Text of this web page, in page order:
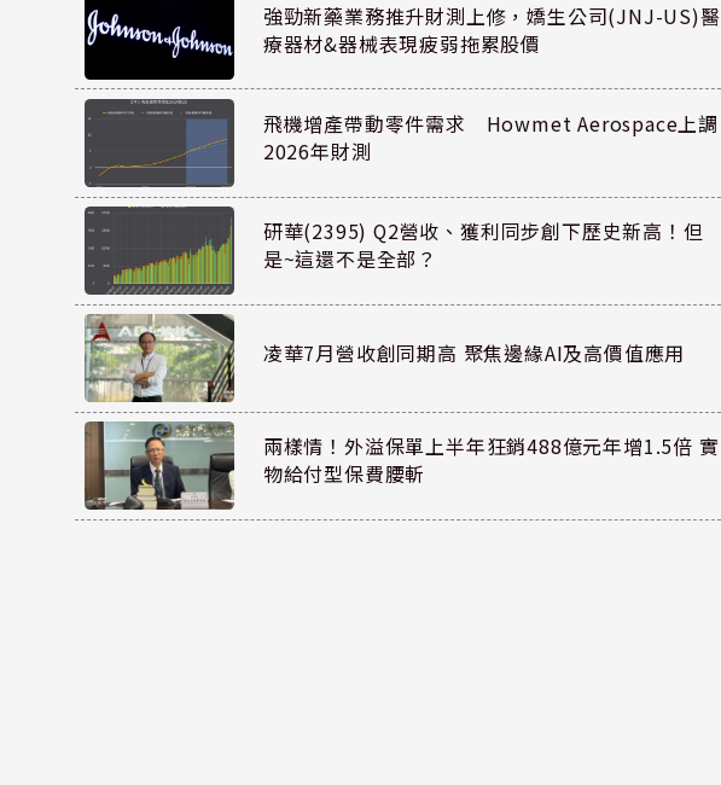
強勁新藥業務推升財測上修，嬌生公司(JNJ-US)醫
療器材&器械表現疲弱拖累股價
飛機增產帶動零件需求 Howmet Aerospace上調
2026年財測
研華(2395) Q2營收、獲利同步創下歷史新高！但
是~這還不是全部？
凌華7月營收創同期高 聚焦邊緣AI及高價值應用
兩樣情！外溢保單上半年狂銷488億元年增1.5倍 實
物給付型保費腰斬